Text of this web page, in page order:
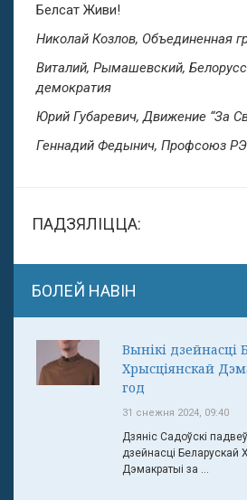
Белсат Живи!
Николай Козлов, Объединенная
Виталий, Рымашевский,
демократия
Юрий Губаревич, Движение “За
Геннадий Федынич, Профсоюз
ПАДЗЯЛІЦЦА:
БОЛЕЙ НАВІН
Вынікі дзейнасці
Хрысціянскай
год
31 снежня 2024, 09:40
Дзяніс Садоўскі
дзейнасці Беларускай
Дэмакратыі за ...